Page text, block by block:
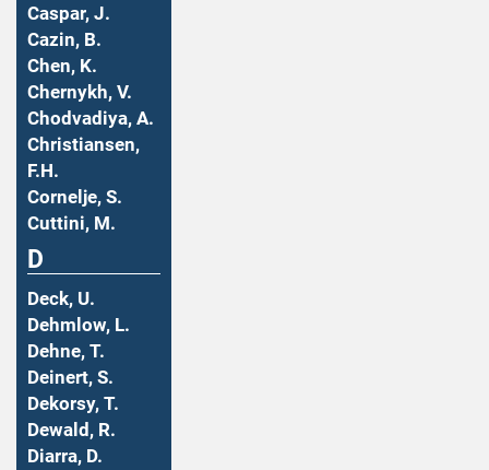
Caspar, J.
Cazin, B.
Chen, K.
Chernykh, V.
Chodvadiya, A.
Christiansen,
F.H.
Cornelje, S.
Cuttini, M.
D
Deck, U.
Dehmlow, L.
Dehne, T.
Deinert, S.
Dekorsy, T.
Dewald, R.
Diarra, D.